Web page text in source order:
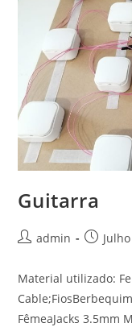
Guitarra
Postadmin
Post
Material utilizado:
FêmeaJacks 3.5mm